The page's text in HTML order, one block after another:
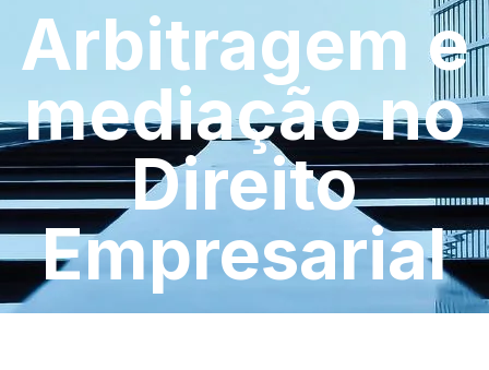
Arbitragem e
mediação no
Direito
Empresarial